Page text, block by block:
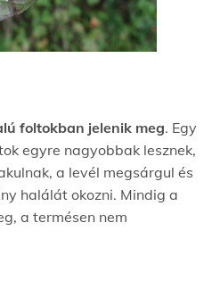
foltokban jelenik meg. Egy
egyre nagyobbak lesznek,
a levél megsárgul és
halálát okozni. Mindig a
a termésen nem